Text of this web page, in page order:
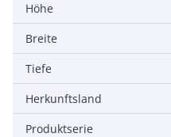
Höhe
Breite
Tiefe
Herkunftsland
Produktserie